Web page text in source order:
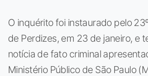
O inquérito foi instaurado pelo
de Perdizes, em 23 de janeiro, e
notícia de fato criminal
Ministério Público de São Paulo